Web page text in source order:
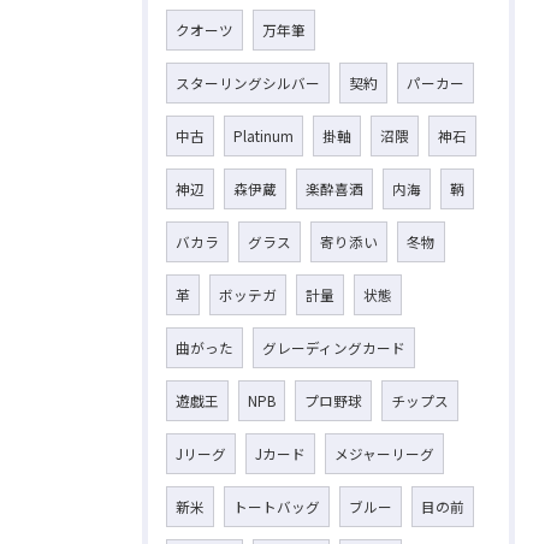
クオーツ 万年筆
スターリングシルバー 契約 パーカー
中古 Platinum 掛軸 沼隈 神石
神辺 森伊蔵 楽酔喜酒 内海 鞆
バカラ グラス 寄り添い 冬物
革 ボッテガ 計量 状態
曲がった グレーディングカード
遊戯王 NPB プロ野球 チップス
Jリーグ Jカード メジャーリーグ
新米 トートバッグ ブルー 目の前